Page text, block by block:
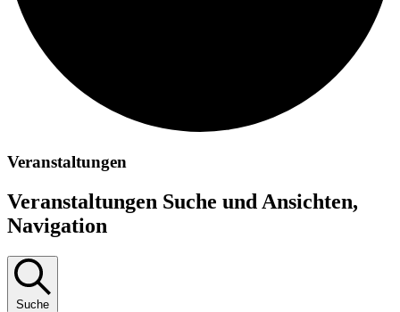
Veranstaltungen
Veranstaltungen Suche und Ansichten,
Navigation
Suche